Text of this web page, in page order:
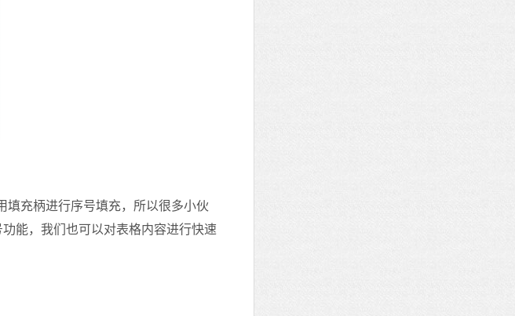
充柄进行序号填充，所以很多小伙
能，我们也可以对表格内容进行快速